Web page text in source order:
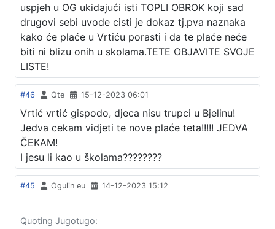
uspjeh u OG ukidajući isti TOPLI OBROK koji sad
drugovi sebi uvode cisti je dokaz tj.pva naznaka
kako će plaće u Vrtiću porasti i da te plaće neće
biti ni blizu onih u skolama.TETE OBJAVITE SVOJE
LISTE!
#46 Qte 15-12-2023 06:01
Vrtić vrtić gispodo, djeca nisu trupci u Bjelinu!
Jedva cekam vidjeti te nove plaće teta!!!!! JEDVA
ČEKAM!
I jesu li kao u školama????????
#45 Ogulin eu 14-12-2023 15:12
Quoting Jugotugo: